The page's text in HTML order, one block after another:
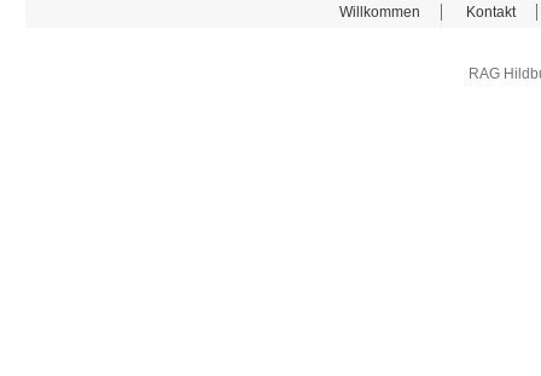
Willkommen Kontakt
RAG